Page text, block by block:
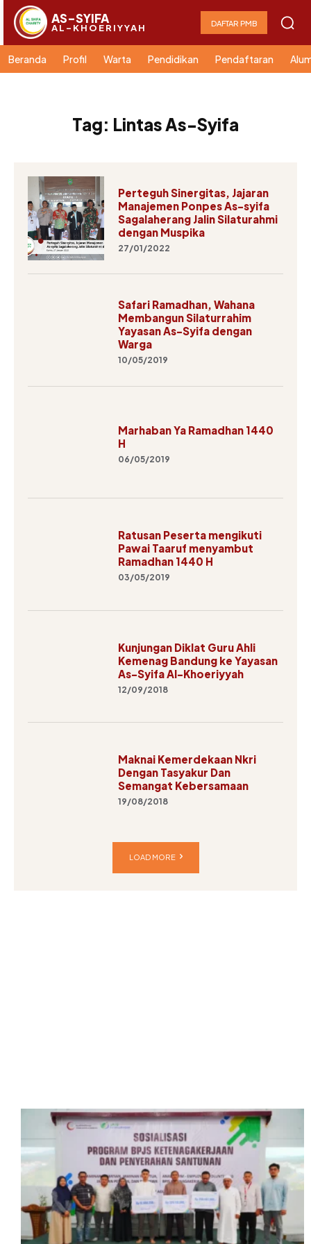
AS-SYIFA
AL-KHOERIYYAH DAFTAR PMB
Beranda Profil Warta Pendidikan Pendaftaran
Tag: Lintas As-Syifa
Perteguh Sinergitas, Jajaran
Manajemen Ponpes As-syifa
Sagalaherang Jalin Silaturahmi
dengan Muspika
27/01/2022
Safari Ramadhan, Wahana
Membangun Silaturrahim
Yayasan As-Syifa dengan
Warga
10/05/2019
Marhaban Ya Ramadhan 1440
H
06/05/2019
Ratusan Peserta mengikuti
Pawai Taaruf menyambut
Ramadhan 1440 H
03/05/2019
Kunjungan Diklat Guru Ahli
Kemenag Bandung ke Yayasan
As-Syifa Al-Khoeriyyah
12/09/2018
Maknai Kemerdekaan Nkri
Dengan Tasyakur Dan
Semangat Kebersamaan
19/08/2018
LOAD MORE